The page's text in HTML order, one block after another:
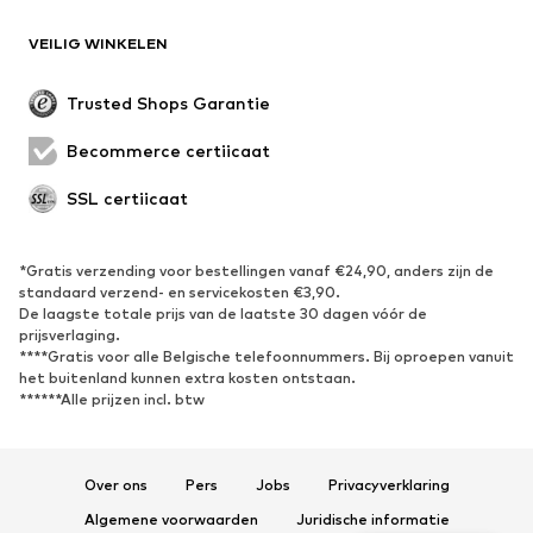
Evenementen
SCHOENEN
Sneakers
Enkellaarsjes
Pumps & hakken
Laarzen
Sandalen
Sportschoenen
Ballerina's
Muiltjes
VEILIG WINKELEN
Trusted Shops Garantie
Becommerce certificaat
SSL certificaat
*Gratis verzending voor bestellingen vanaf €24,90, anders zijn de
standaard verzend- en servicekosten €3,90.
De laagste totale prijs van de laatste 30 dagen vóór de
prijsverlaging.
****Gratis voor alle Belgische telefoonnummers. Bij oproepen vanuit
het buitenland kunnen extra kosten ontstaan.
******Alle prijzen incl. btw
Over ons Pers Jobs
Privacyverklaring
Algemene voorwaarden
Juridische informatie